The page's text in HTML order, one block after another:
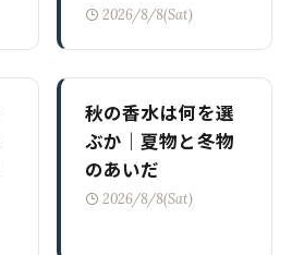
2026/8/8(Sat)
秋の香水は何を選
ぶか｜夏物と冬物
のあいだ
2026/8/8(Sat)